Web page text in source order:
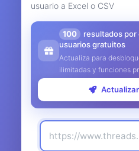
usuario a Excel o CSV
100
resultados por
usuarios gratuitos
Actualiza para
ilimitadas y funciones